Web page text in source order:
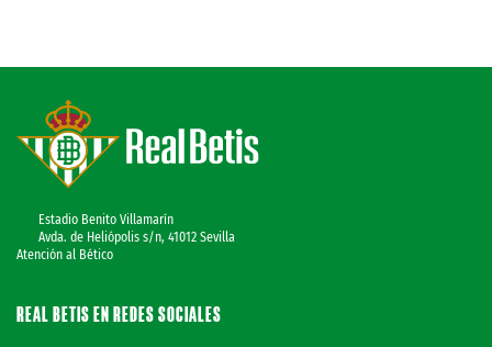
Estadio Benito Villamarín
Avda. de Heliópolis s/n, 41012 Sevilla
Atención al Bético
REAL BETIS EN REDES SOCIALES